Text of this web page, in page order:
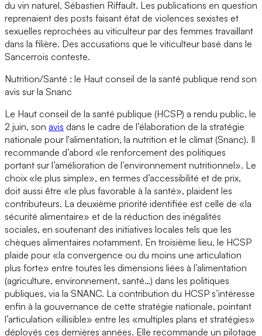
du vin naturel, Sébastien Riffault. Les publications en question
reprenaient des posts faisant état de violences sexistes et
sexuelles reprochées au viticulteur par des femmes travaillant
dans la filière. Des accusations que le viticulteur basé dans le
Sancerrois conteste.
Nutrition/Santé : le Haut conseil de la santé publique rend son
avis sur la Snanc
Le Haut conseil de la santé publique (HCSP) a rendu public, le
2 juin, son avis dans le cadre de l’élaboration de la stratégie
nationale pour l'alimentation, la nutrition et le climat (Snanc). Il
recommande d’abord «le renforcement des politiques
portant sur l’amélioration de l’environnement nutritionnel». Le
choix «le plus simple», en termes d’accessibilité et de prix,
doit aussi être «le plus favorable à la santé», plaident les
contributeurs. La deuxième priorité identifiée est celle de «la
sécurité alimentaire» et de la réduction des inégalités
sociales, en soutenant des initiatives locales tels que les
chèques alimentaires notamment. En troisième lieu, le HCSP
plaide pour «la convergence ou du moins une articulation
plus forte» entre toutes les dimensions liées à l’alimentation
(agriculture, environnement, santé…) dans les politiques
publiques, via la SNANC. La contribution du HCSP s’intéresse
enfin à la gouvernance de cette stratégie nationale, pointant
l’articulation «illisible» entre les «multiples plans et stratégies»
déployés ces dernières années. Elle recommande un pilotage